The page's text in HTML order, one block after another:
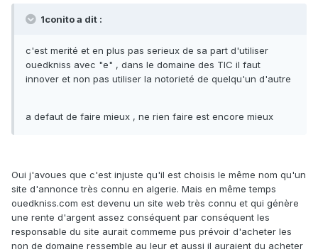
1conito a dit :
c'est merité et en plus pas serieux de sa part d'utiliser
ouedkniss avec "e" , dans le domaine des TIC il faut
innover et non pas utiliser la notorieté de quelqu'un d'autre
a defaut de faire mieux , ne rien faire est encore mieux
Oui j'avoues que c'est injuste qu'il est choisis le même nom qu'un
site d'annonce très connu en algerie. Mais en même temps
ouedkniss.com est devenu un site web très connu et qui génère
une rente d'argent assez conséquent par conséquent les
responsable du site aurait commeme pus prévoir d'acheter les
non de domaine ressemble au leur et aussi il auraient du acheter